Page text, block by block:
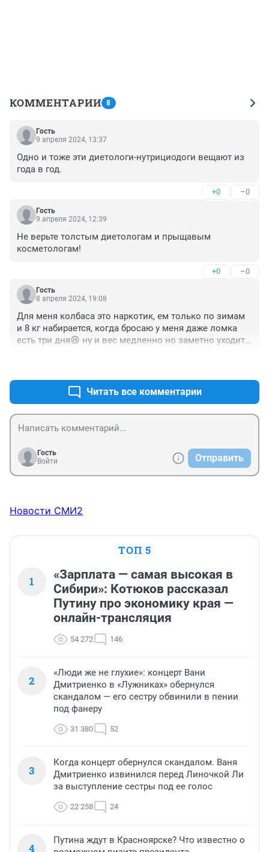
КОММЕНТАРИИ 8
Гость
9 апреля 2024, 13:37
Одно и тоже эти диетологи-нутрициодоги вещают из
года в год.
+0 –0
Гость
9 апреля 2024, 12:39
Не верьте толстым диетологам и прыщавым
косметологам!
+0 –0
Гость
8 апреля 2024, 19:08
Для меня колбаса это наркотик, ем только по зимам
и 8 кг набирается, когда бросаю у меня даже ломка
есть три дня😆 ну и вес медленно но заметно уходит
Читать все комментарии
Гость
Войти
Отправить
Новости СМИ2
ТОП 5
1
«Зарплата — самая высокая в
Сибири»: Котюков рассказал
Путину про экономику края —
онлайн-трансляция
54 272 146
2
«Люди же не глухие»: концерт Вани
Дмитриенко в «Лужниках» обернулся
скандалом — его сестру обвинили в пении
под фанеру
31 380 52
3
Когда концерт обернулся скандалом. Ваня
Дмитриенко извинился перед Линочкой Ли
за выступление сестры под ее голос
22 258 24
4
Путина ждут в Красноярске? Что известно о